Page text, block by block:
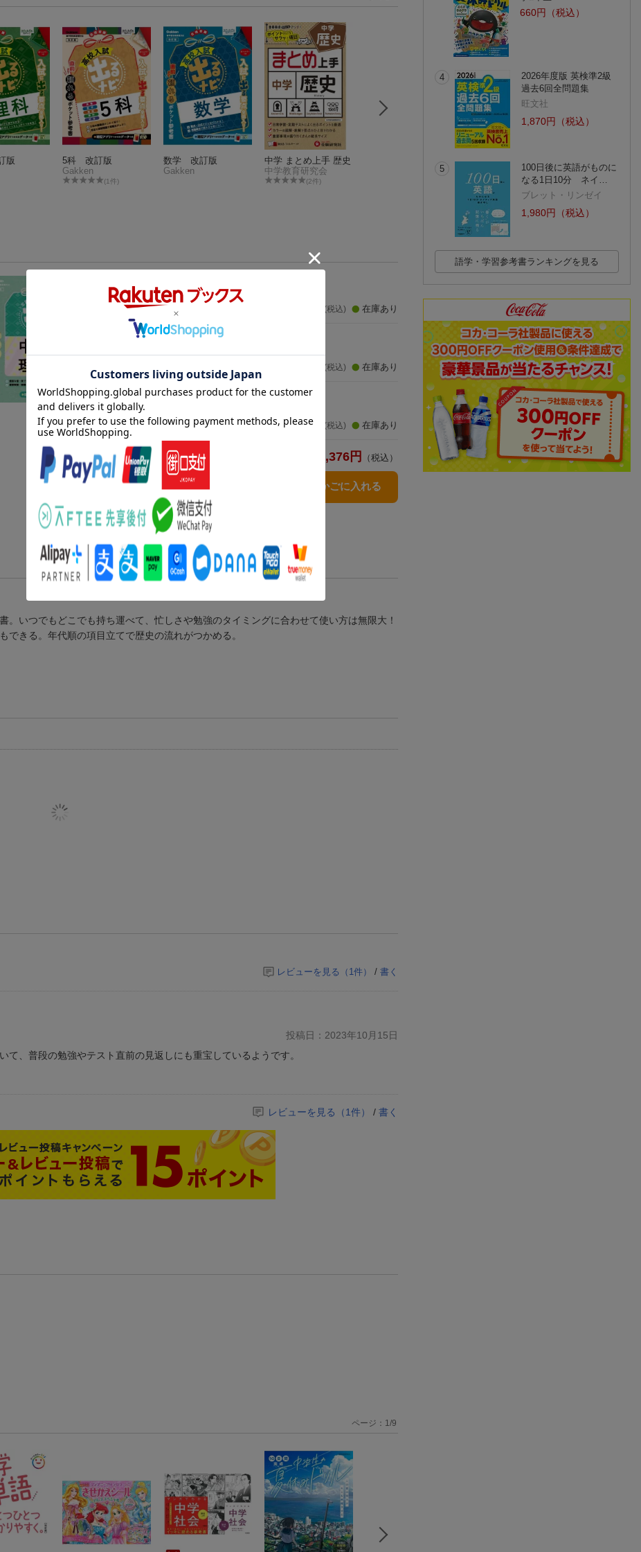
版
5科 改訂版
Gakken
(1件)
数学 改訂版
Gakken
中学 まとめ上手 歴史
中学教育研究会
(2件)
国語 改訂版
Gakken
中学教育研究会
学研プラス
2022年05月12日頃発売
(税込) 在庫あり
中学地理 改訂版（定期テスト 出るナビ 7）
学研プラス
(税込) 在庫あり
中1理科 改訂版（定期テスト 出るナビ 3）
学研プラス
2022年05月12日頃発売／ 学研プラス 792円 (税込) 在庫あり
2,376 円 （税込）
3点とも買い物かごに入れる
いつでもどこでも持ち運べて、忙しさや勉強のタイミングに合わせて使い方は無限大！
きる。年代順の項目立てで歴史の流れがつかめる。
レビューを見る（ 1件） / 書く
投稿日：2023年10月15日
、普段の勉強やテスト直前の見返しにも重宝しているようです。
レビューを見る（1件） / 書く
ページ： 1 /9
660円（税込）
4
2026年度版 英検準2級
過去6回全問題集
旺文社
1,870円（税込）
5
100日後に英語がものに
なる1日10分 ネイ…
ブレット・リンゼイ
1,980円（税込）
語学・学習参考書ランキングを見る